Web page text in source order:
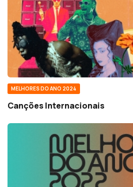
MELHORES DO ANO 2024
Canções Internacionais